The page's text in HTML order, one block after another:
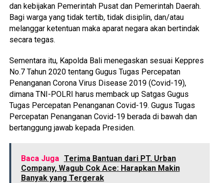
dan kebijakan Pemerintah Pusat dan Pemerintah Daerah.
Bagi warga yang tidak tertib, tidak disiplin, dan/atau
melanggar ketentuan maka aparat negara akan bertindak
secara tegas.
Sementara itu, Kapolda Bali menegaskan sesuai Keppres
No.7 Tahun 2020 tentang Gugus Tugas Percepatan
Penanganan Corona Virus Disease 2019 (Covid-19),
dimana TNI-POLRI harus memback up Satgas Gugus
Tugas Percepatan Penanganan Covid-19. Gugus Tugas
Percepatan Penanganan Covid-19 berada di bawah dan
bertanggung jawab kepada Presiden.
Baca Juga Terima Bantuan dari PT. Urban
Company, Wagub Cok Ace: Harapkan Makin
Banyak yang Tergerak